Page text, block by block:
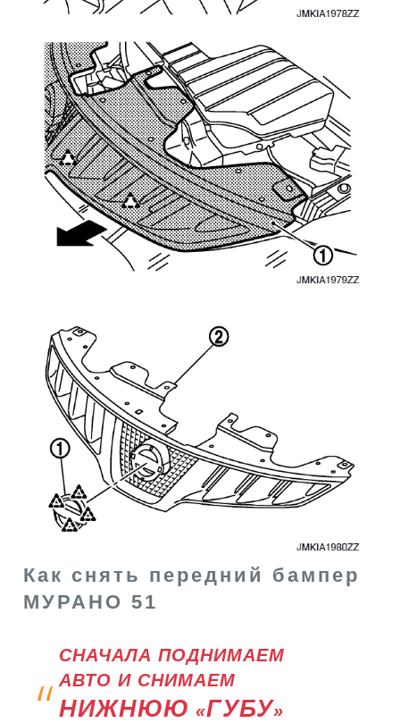
Как снять передний бампер
МУРАНО 51
СНАЧАЛА ПОДНИМАЕМ
АВТО И СНИМАЕМ
НИЖНЮЮ «ГУБУ»